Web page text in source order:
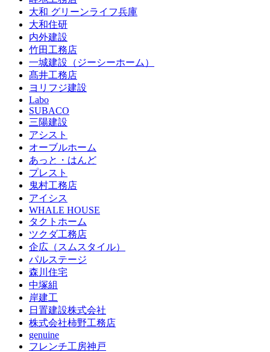
大和 グリーンライフ兵庫
大和住研
内外建設
竹田工務店
一城建設（ジーシーホーム）
髙井工務店
ヨリフジ建設
Labo
SUBACO
三陽建設
アシスト
オーブルホーム
あっと・はんど
プレスト
鬼村工務店
アイシス
WHALE HOUSE
タクトホーム
ツクダ工務店
企広（スムスタイル）
パルステージ
森川住宅
中塚組
岸建工
日置建設株式会社
株式会社柿野工務店
genuine
フレンチ工房神戸